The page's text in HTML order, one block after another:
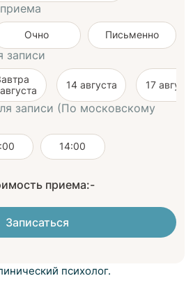
Очно Письменно
записи
14 августа 17
записи (По московскому
14:00
приема:-
Записаться
психолог.